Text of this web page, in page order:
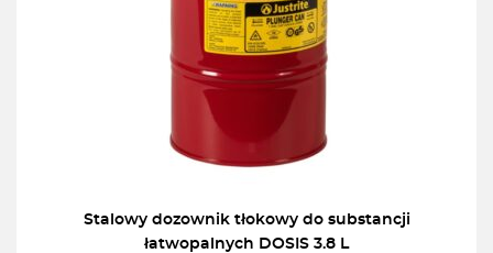
Stalowy dozownik tłokowy do substancji
łatwopalnych DOSIS 3.8 L